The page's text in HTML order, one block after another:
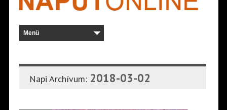
Napi Archívum: 2018-03-02